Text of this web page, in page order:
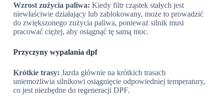
Wzrost zużycia paliwa: Kiedy filtr cząstek stałych jest
niewłaściwie działający lub zablokowany, może to prowadzić
do zwiększonego zużycia paliwa, ponieważ silnik musi
pracować ciężej, aby osiągnąć tę samą moc.
Przyczyny wypalania dpf
Krótkie trasy: Jazda głównie na krótkich trasach
uniemożliwia silnikowi osiągnięcie odpowiedniej temperatury,
co jest niezbędne do regeneracji DPF.